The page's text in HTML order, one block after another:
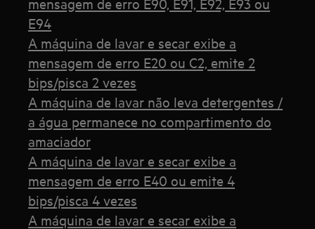
E94
A máquina de lavar e secar exibe a
mensagem de erro E20 ou C2, emite 2
bips/pisca 2 vezes
A máquina de lavar não leva detergentes /
a água permanece no compartimento do
amaciador
A máquina de lavar e secar exibe a
mensagem de erro E40 ou emite 4
bips/pisca 4 vezes
A máquina de lavar e secar exibe a